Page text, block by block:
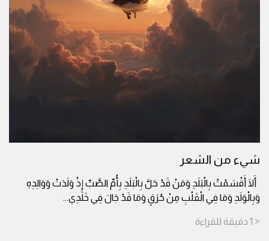
شيء من الشعر
أَلَا أَقْسَمْتُ بِالْبَلَدِ وَمَنْ قَدْ حَلَّ بِالْبَلَدِ بِأُمِّ الصَّبِّ إِذْ وَلَدَتْ وَوَالِدِهِ
وَبِالْوَلَدِ وَمَا فِي الْقَلْبِ مِنْ حُرَقٍ وَمَا قَدْ جَالَ فِي خَلَدِي...
< 1 دقيقة للقراءة